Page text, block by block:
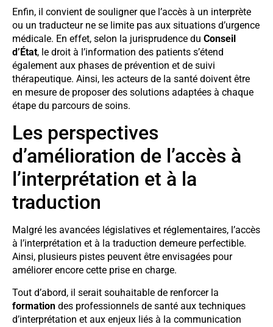
Enfin, il convient de souligner que l’accès à un interprète
ou un traducteur ne se limite pas aux situations d’urgence
médicale. En effet, selon la jurisprudence du Conseil
d’État, le droit à l’information des patients s’étend
également aux phases de prévention et de suivi
thérapeutique. Ainsi, les acteurs de la santé doivent être
en mesure de proposer des solutions adaptées à chaque
étape du parcours de soins.
Les perspectives
d’amélioration de l’accès à
l’interprétation et à la
traduction
Malgré les avancées législatives et réglementaires, l’accès
à l’interprétation et à la traduction demeure perfectible.
Ainsi, plusieurs pistes peuvent être envisagées pour
améliorer encore cette prise en charge.
Tout d’abord, il serait souhaitable de renforcer la
formation des professionnels de santé aux techniques
d’interprétation et aux enjeux liés à la communication